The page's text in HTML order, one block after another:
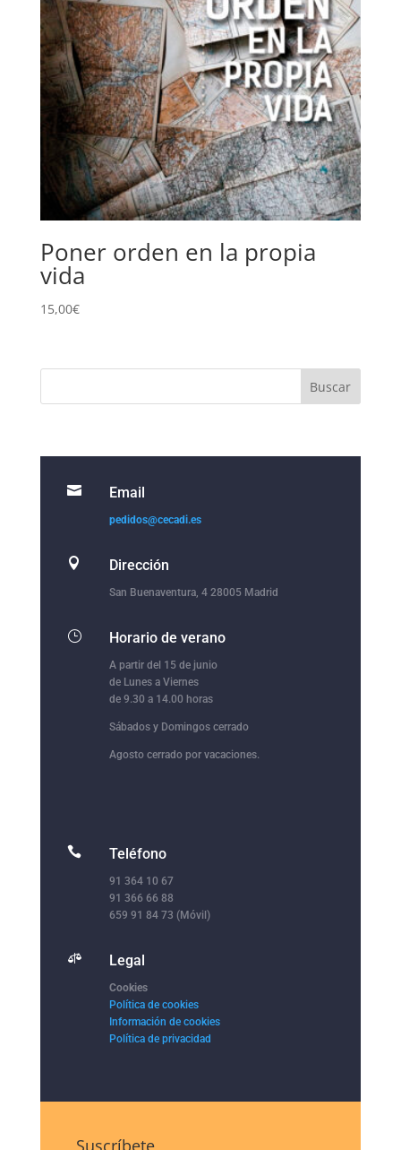
Poner orden en la propia
vida
15,00€
 Email
pedidos@cecadi.es
 Dirección
San Buenaventura, 4 28005 Madrid
} Horario de verano
A partir del 15 de junio
de Lunes a Viernes
de 9.30 a 14.00 horas
Sábados y Domingos cerrado
Agosto cerrado por vacaciones.
 Teléfono
91 364 10 67
91 366 66 88
659 91 84 73 (Móvil)
 Legal
Cookies
Política de cookies
Información de cookies
Política de privacidad
Suscríbete